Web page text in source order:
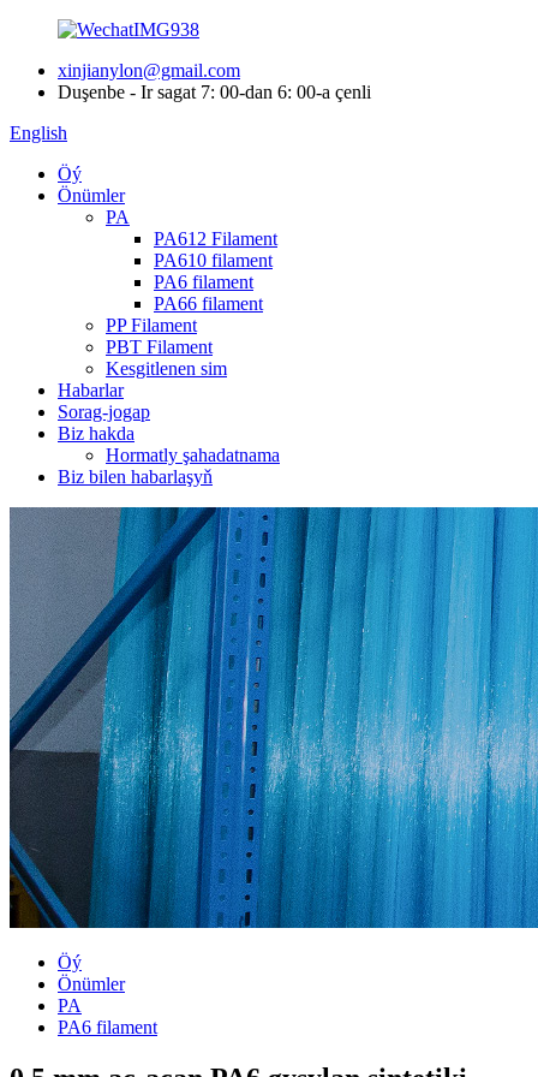
xinjianylon@gmail.com
Duşenbe - Ir sagat 7: 00-dan 6: 00-a çenli
English
Öý
Önümler
PA
PA612 Filament
PA610 filament
PA6 filament
PA66 filament
PP Filament
PBT Filament
Kesgitlenen sim
Habarlar
Sorag-jogap
Biz hakda
Hormatly şahadatnama
Biz bilen habarlaşyň
Öý
Önümler
PA
PA6 filament